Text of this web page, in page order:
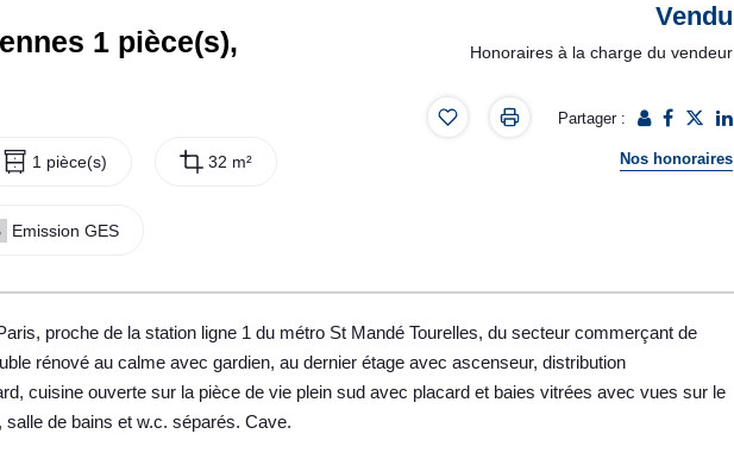
1 pièce(s),
1 pièce(s) 32 m²
Emission GES
Vendu
Honoraires à la charge du vendeur
Partager :
Nos honoraires
proche de la station ligne 1 du métro St Mandé Tourelles, du secteur commerçant de
rénové au calme avec gardien, au dernier étage avec ascenseur, distribution
cuisine ouverte sur la pièce de vie plein sud avec placard et baies vitrées avec vues sur le
de bains et w.c. séparés. Cave.